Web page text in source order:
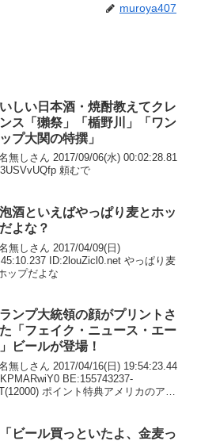
muroya407
しい日本酒・焼酎教えてクレ
ス「獺祭」「楯野川」「ワン
プ大関の特撰」
無しさん 2017/09/06(水) 00:02:28.81
頼むで
酒といえばやっぱり麦とホッ
よな？
無しさん 2017/04/09(日)
ID:2louZicl0.net やっぱり麦
ップだよな
ランプ大統領の顔がプリントさ
「フェイク・ニュース・エー
ビールが登場！
無しさん 2017/04/16(日) 19:54:23.44
BE:155743237-
ポイント特典アメリカのアン
ビール買っといたよ、金麦っ